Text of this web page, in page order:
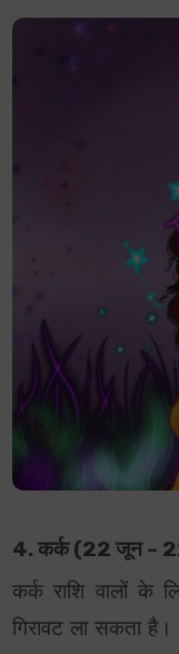
4. कर्क (22 जून –
कर्क राशि वालों के
गिरावट ला सकता